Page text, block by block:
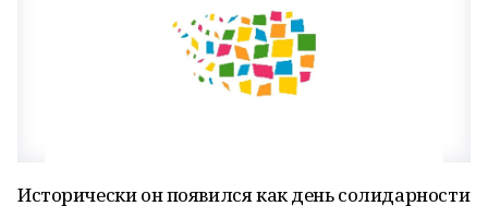
Исторически он появился как день солидарности